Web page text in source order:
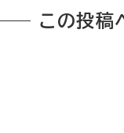
この投稿